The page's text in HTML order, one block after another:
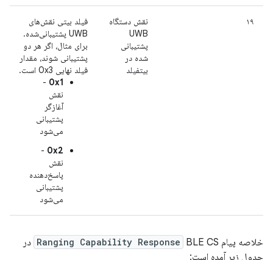
۱۹
نقش دستگاه
UWB
پشتیبانی
شده در
بیتفیلد
فیلد بیتی نقش‌های
UWB پشتیبانی‌شده.
برای مثال، اگر هر دو
پشتیبانی شوند، مقدار
فیلد نهایی 0x3 است.
0x1
-
نقش
آغازگر
پشتیبانی
می‌شود
0x2
-
نقش
پاسخ‌دهنده
پشتیبانی
می‌شود
خلاصه پیام Ranging Capability Response BLE CS در
جدول زیر آمده است: